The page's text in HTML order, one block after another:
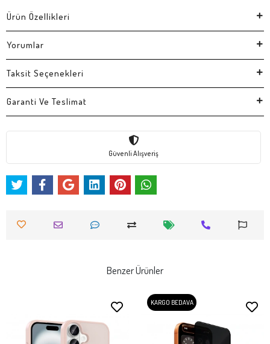
Ürün Özellikleri
Yorumlar
Taksit Seçenekleri
Garanti Ve Teslimat
Güvenli Alışveriş
Benzer Ürünler
KARGO BEDAVA